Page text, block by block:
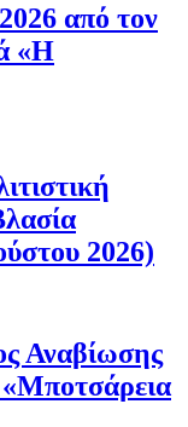
από τον
«Η
2026)
Αναβίωσης